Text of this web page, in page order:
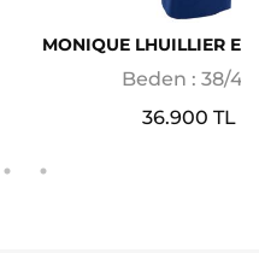
MONIQUE LHUILLIER
Beden : 38/40
36.900 TL